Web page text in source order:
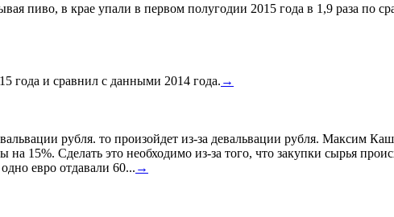
пиво, в крае упали в первом полугодии 2015 года в 1,9 раза по
года и сравнил с данными 2014 года. →
рубля. то произойдет из-за девальвации рубля. Максим
15%. Сделать это необходимо из-за того, что закупки сырья
евро отдавали 60... →